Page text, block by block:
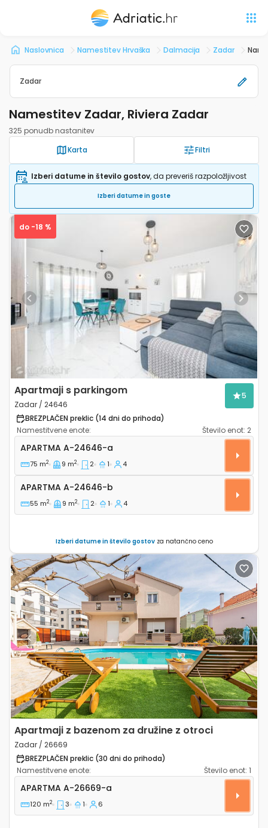
Naslovnica Namestitev Hrvaška Dalmacija Zadar
Zadar
Namestitev Zadar, Riviera Zadar
325 ponudb nastanitev
Karta
Filtri
Izberi datume in število gostov, da preveriš razpoložljivost
Izberi datume in goste
Previous Next
do -18 %
Apartmaji s parkingom
Zadar / 24646
5
BREZPLAČEN preklic (14 dni do prihoda)
Namestitvene enote:
Število enot: 2
Dvosobni apartma Zadar A-24646-a
APARTMA A-24646-a
75 m2 9 m2 2 1 4
Apartma A-24646-b
APARTMA A-24646-b
55 m2 9 m2 2 1 4
Izberi datume in število gostovza natančno ceno
Previous Next
Apartmaji z bazenom za družine z otroci
Zadar / 26669
BREZPLAČEN preklic (30 dni do prihoda)
Namestitvene enote:
Število enot: 1
Trosoben apartma Zadar A-26669-a
APARTMA A-26669-a
120 m2 3 1 6